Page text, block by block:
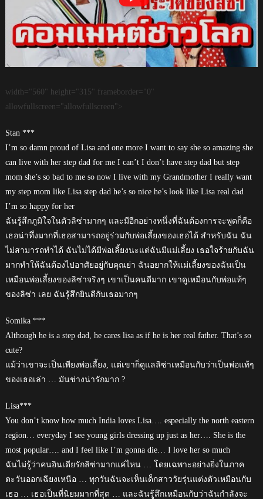
width="560" height="315" frameborder="0"
allowfullscreen="allowfullscreen">
Stan ***
I’m so damn proud of Lisa and one more I want to say she so amazing she
can live with her step dad for me I can’t I don’t have step dad but step
mom she’s so bad to me so now I live with my Grandmother I really want
my step mom like Lisa step dad he’s so nice he’s look like Lisa real dad
I’m so happy for her
ฉันรู้สึกภูมิใจในตัวลิซ่ามากๆ และมีอีกอย่างหนึ่งที่ฉันต้องการจะพูดก็คือ
เธอน่าทึ่งมากที่เธอสามารถอยู่ร่วมกับพ่อเลี้ยงของเธอได้ สำหรับฉัน ฉัน
ไม่สามารถทำได้ ฉันไม่ได้มีพ่อเลี้ยงนะแต่ฉันมีแม่เลี้ยง เธอใจร้ายกับฉัน
มากทำให้ฉันต้องไปอาศัยอยู่กับคุณย่า ฉันอยากให้แม่เลี้ยงของฉันเป็น
เหมือนพ่อเลี้ยงของลิซ่าจริงๆ เขาเป็นคนดีมาก เขาดูเหมือนกับพ่อแท้ๆ
ของลิซ่า เลย ฉันรู้สึกยินดีกับเธอมากๆ
Somika ***
Although he is a step dad, he cares lisa as if he is her real father. That’s so
cute?
แม้ว่าเขาจะเป็นเพียงพ่อเลี้ยง, แต่เขาก็ดูแลลิซ่าเหมือนกับว่าเป็นพ่อแท้ๆ
ของเธอเล่า … มันช่างน่ารักมาก ?
Lisa***
You don’t know how much India loves Lisa…. especially the north eastern
region… everyday I see young girls dressing up just as her…. She is the
most popular…. and I feel like I’m gonna die… I love her so much
ฉันไม่รู้ว่าคนอินเดียรักลิซ่ามากแค่ไหน … โดยเฉพาะอย่างยิ่งในภาค
ตะวันออกเฉียงเหนือ … ทุกวันฉันจะเห็นเด็กสาววัยรุ่นแต่งตัวเหมือนกับ
เธอ … เธอเป็นที่นิยมมากที่สุด … และฉันรู้สึกเหมือนกับว่าฉันกำลังจะ